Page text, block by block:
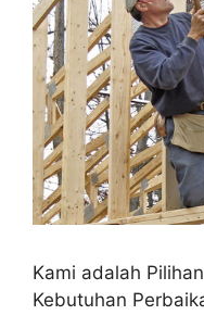
Kami adalah
Kebutuhan